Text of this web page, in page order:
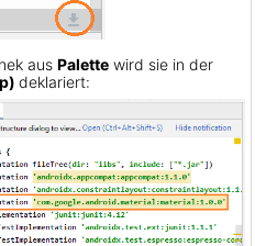
aus Palette wird sie in der
deklariert: